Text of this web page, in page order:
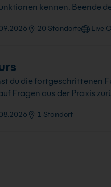
kennen. Beende
20 Standorte Live
du die fortgeschrittenen
Fragen aus der Praxis
1 Standort